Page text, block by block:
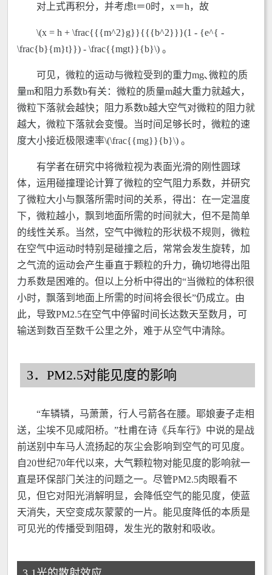
对上式再积分，并考虑t＝0时，x＝h，故
\(x = h + \frac{{{m^2}g}}{{{b^2}}}(1 - {e^{ -
\frac{b}{m}t}}) - \frac{{mgt}}{b}\) 。
可见，微粒的运动与微粒受到的重力mg､微粒的质
量m和阻力系数b有关：微粒的质量m越大重力就越大，
微粒下落就会越快；阻力系数b越大空气对微粒的阻力就
越大，微粒下落就会变慢。当时间足够长时，微粒的速
度大小接近极限速率\(\frac{{mg}}{b}\) 。
有学者在研究中将微粒视为表面光滑的刚性圆球
体，运用碰撞理论计算了微粒的空气阻力系数，并研究
了微粒大小与飘落所需时间的关系，得出：在一定温度
下，微粒越小，飘到地面所需的时间就大，但不是简单
的线性关系。当然，空气中微粒的形状极不规则，微粒
在空气中运动时特别是碰撞之后，常常会发生旋转，加
之气流的运动会产生垂直于颗粒的升力，确切地得出阻
力系数是困难的。但以上分析中得出的“当微粒的体积很
小时，飘落到地面上所需的时间将会很长”仍成立。由
此，导致PM2.5在空气中停留时间长达数天至数月，可
输送到数百至数千公里之外，难于从空气中清除。
3．PM2.5对能见度的影响
“车辚辚，马萧萧，行人弓箭各在腰。耶娘妻子走相
送，尘埃不见咸阳桥。”杜甫在诗《兵车行》中说的是战
前送别中车马人流扬起的灰尘会影响到空气的可见度。
自20世纪70年代以来，大气颗粒物对能见度的影响就一
直是环保部门关注的问题之一。尽管PM2.5肉眼看不
见，但它对阳光消解明显，会降低空气的能见度，使蓝
天消失，天空变成灰蒙蒙的一片。能见度降低的本质是
可见光的传播受到阻碍，发生光的散射和吸收。